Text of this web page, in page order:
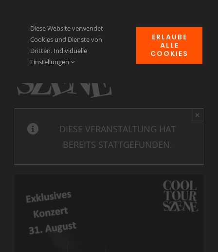
springen
Home
Clubheim
Kontakt
DIESE VERANSTALTUNG HAT
BEREITS STATTGEFUNDEN.
×
Diese Website verwendet
Cookies und Dienste von
Dritten. Individuelle
Einstellungen
ERLAUBE
ALLE
COOKIES